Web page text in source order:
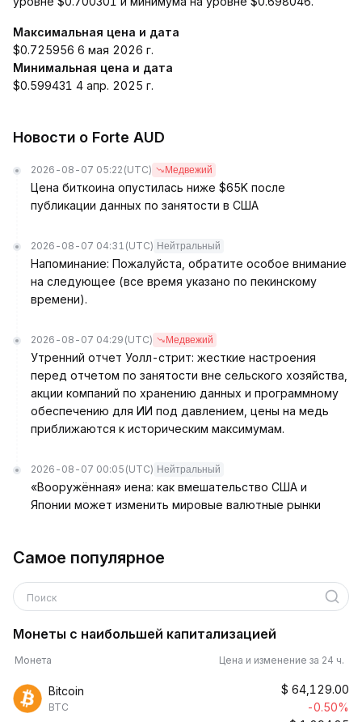
Максимальная цена и дата
$0.725956 6 мая 2026 г.
Минимальная цена и дата
$0.599431 4 апр. 2025 г.
Новости о Forte AUD
2026-08-07 05:22 (UTC) Медвежий
Цена биткоина опустилась ниже $65K после
публикации данных по занятости в США
2026-08-07 04:31 (UTC) Нейтральный
Напоминание: Пожалуйста, обратите особое внимание
на следующее (все время указано по пекинскому
времени).
2026-08-07 04:29 (UTC) Медвежий
Утренний отчет Уолл-стрит: жесткие настроения
перед отчетом по занятости вне сельского хозяйства,
акции компаний по хранению данных и программному
обеспечению для ИИ под давлением, цены на медь
приближаются к историческим максимумам.
2026-08-07 00:05 (UTC) Нейтральный
«Вооружённая» иена: как вмешательство США и
Японии может изменить мировые валютные рынки
Самое популярное
Поиск
Монеты с наибольшей капитализацией
Монета Цена и изменение за 24 ч.
Bitcoin
BTC
$ 64,129.00
-0.50%